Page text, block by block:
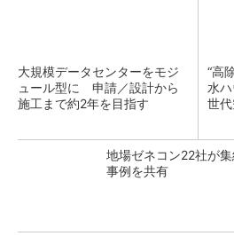
大規模データセンターをモジ
ュール型に 申請／設計から
施工まで約2年を目指す
“高
水
世
地場ゼネコン22社が
事例を共有